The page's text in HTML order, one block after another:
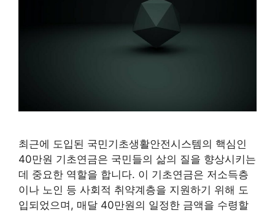
최근에 도입된 국민기초생활안전시스템의 핵심인
40만원 기초연금은 국민들의 삶의 질을 향상시키는
데 중요한 역할을 합니다. 이 기초연금은 저소득층
이나 노인 등 사회적 취약계층을 지원하기 위해 도
입되었으며, 매달 40만원의 일정한 금액을 수령할